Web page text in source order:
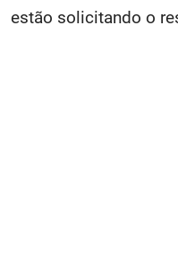
estão solicitando o